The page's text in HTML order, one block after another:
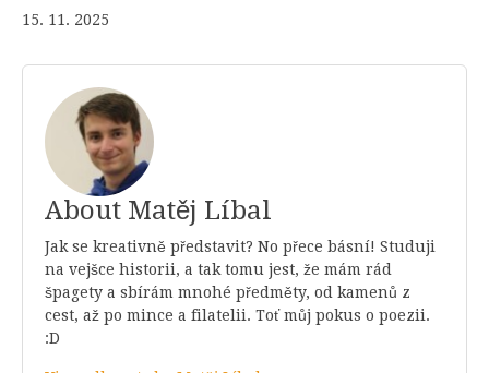
15. 11. 2025
About Matěj Líbal
Jak se kreativně představit? No přece básní! Studuji
na vejšce historii, a tak tomu jest, že mám rád
špagety a sbírám mnohé předměty, od kamenů z
cest, až po mince a filatelii. Toť můj pokus o poezii.
:D